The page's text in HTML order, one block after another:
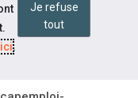
.
Je refuse
tout